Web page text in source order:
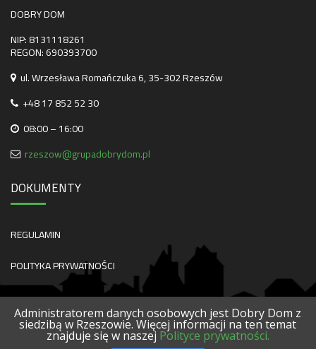
DOBRY DOM
NIP: 8131118261
REGON: 690393700
ul. Wrzesława Romańczuka 6, 35-302 Rzeszów
+48 17 852 52 30
08:00 – 16:00
rzeszow@grupadobrydom.pl
DOKUMENTY
REGULAMIN
POLITYKA PRYWATNOŚCI
Administratorem danych osobowych jest Dobry Dom z
siedzibą w Rzeszowie. Więcej informacji na ten temat
znajduje się w naszej Polityce prywatności.